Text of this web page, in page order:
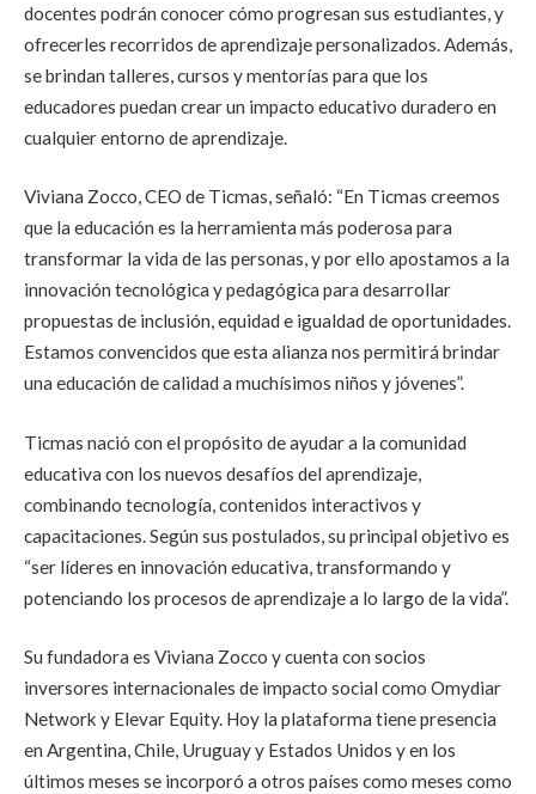
docentes podrán conocer cómo progresan sus estudiantes, y
ofrecerles recorridos de aprendizaje personalizados. Además,
se brindan talleres, cursos y mentorías para que los
educadores puedan crear un impacto educativo duradero en
cualquier entorno de aprendizaje.
Viviana Zocco, CEO de Ticmas, señaló: “En Ticmas creemos
que la educación es la herramienta más poderosa para
transformar la vida de las personas, y por ello apostamos a la
innovación tecnológica y pedagógica para desarrollar
propuestas de inclusión, equidad e igualdad de oportunidades.
Estamos convencidos que esta alianza nos permitirá brindar
una educación de calidad a muchísimos niños y jóvenes”.
Ticmas nació con el propósito de ayudar a la comunidad
educativa con los nuevos desafíos del aprendizaje,
combinando tecnología, contenidos interactivos y
capacitaciones. Según sus postulados, su principal objetivo es
“ser líderes en innovación educativa, transformando y
potenciando los procesos de aprendizaje a lo largo de la vida”.
Su fundadora es Viviana Zocco y cuenta con socios
inversores internacionales de impacto social como Omydiar
Network y Elevar Equity. Hoy la plataforma tiene presencia
en Argentina, Chile, Uruguay y Estados Unidos y en los
últimos meses se incorporó a otros países como meses como